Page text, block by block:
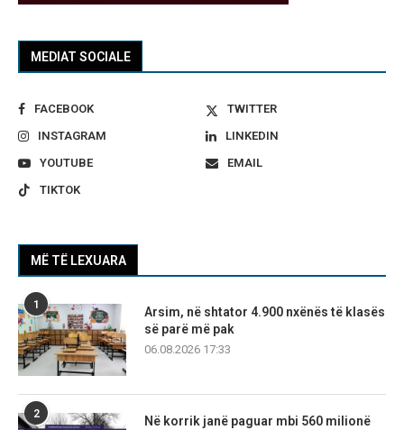
MEDIAT SOCIALE
FACEBOOK
TWITTER
INSTAGRAM
LINKEDIN
YOUTUBE
EMAIL
TIKTOK
MË TË LEXUARA
1
Arsim, në shtator 4.900 nxënës të klasës
së parë më pak
06.08.2026 17:33
2
Në korrik janë paguar mbi 560 milionë